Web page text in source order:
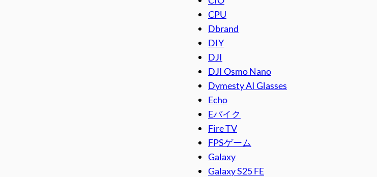
CPU
Dbrand
DIY
DJI
DJI Osmo Nano
Dymesty AI Glasses
Echo
Eバイク
Fire TV
FPSゲーム
Galaxy
Galaxy S25 FE